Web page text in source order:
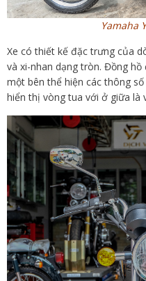
Yamaha
Xe có thiết kế đặc trưng của
và xi-nhan dạng tròn. Đồng
một bên thể hiện các thông
hiển thị vòng tua với ở giữa là